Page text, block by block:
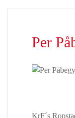
Per
KrF´s